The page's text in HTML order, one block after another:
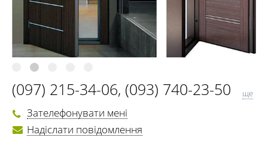
(097) 215-34-06, (093) 740-23-50
(095) 093-22-70
ще
Зателефонувати мені
Надіслати повідомлення